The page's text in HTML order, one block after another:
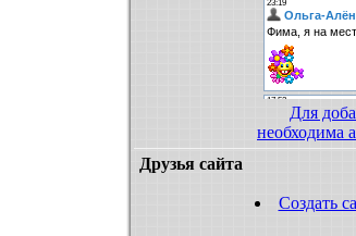
Для
необходима
Друзья сайта
Создать